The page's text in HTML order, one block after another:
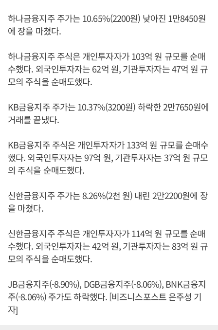
하나금융지주 주가는 10.65%(2200원) 낮아진 1만8450원
에 장을 마쳤다.
하나금융지주 주식은 개인투자자가 103억 원 규모를 순매
수했다. 외국인투자자는 62억 원, 기관투자자는 47억 원 규
모의 주식을 순매도했다.
KB금융지주 주가는 10.37%(3200원) 하락한 2만7650원에
거래를 끝냈다.
KB금융지주 주식은 개인투자자가 133억 원 규모를 순매수
했다. 외국인투자자는 97억 원, 기관투자자는 37억 원 규모
의 주식을 순매도했다.
신한금융지주 주가는 8.26%(2천 원) 내린 2만2200원에 장
을 마쳤다.
신한금융지주 주식은 개인투자자가 114억 원 규모를 순매
수했다. 외국인투자자는 42억 원, 기관투자자는 83억 원 규
모의 주식을 순매도했다.
JB금융지주(-8.90%), DGB금융지주(-8.06%), BNK금융지
주(-8.06%) 주가도 하락했다. [비즈니스포스트 은주성 기
자]